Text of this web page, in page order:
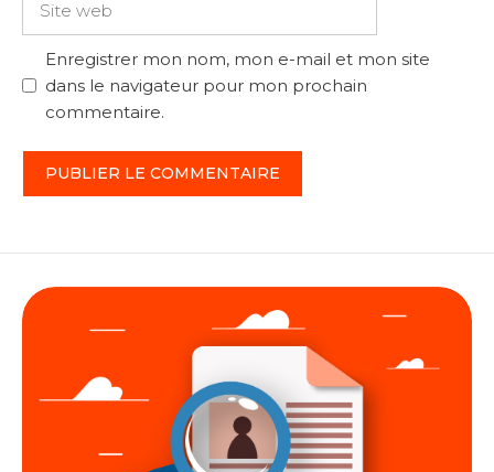
Enregistrer mon nom, mon e-mail et mon site
dans le navigateur pour mon prochain
commentaire.